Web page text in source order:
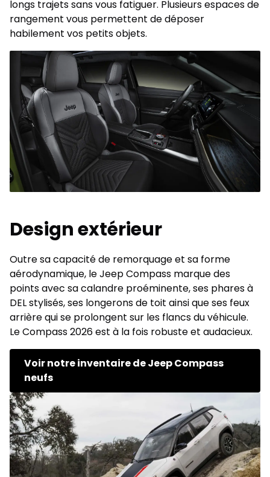
longs trajets sans vous fatiguer. Plusieurs espaces de
rangement vous permettent de déposer
habilement vos petits objets.
Design extérieur
Outre sa capacité de remorquage et sa forme
aérodynamique, le Jeep Compass marque des
points avec sa calandre proéminente, ses phares à
DEL stylisés, ses longerons de toit ainsi que ses feux
arrière qui se prolongent sur les flancs du véhicule.
Le Compass 2026 est à la fois robuste et audacieux.
Voir notre inventaire de Jeep Compass
neufs